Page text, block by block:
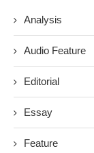
Analysis
Audio Feature
Editorial
Essay
Feature